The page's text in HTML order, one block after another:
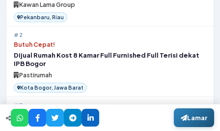
Kawan Lama Group
Pekanbaru, Riau
#2
Butuh Cepat!
Dijual Rumah Kost 8 Kamar Full Furnished Full Terisi dekat
IPB Bogor
Pastirumah
Kota Bogor, Jawa Barat
#3
Butuh Segera
Executive Chef UFS ID
Lamar